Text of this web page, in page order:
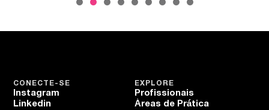
EXPLORE
Profissionais
Áreas de Prática
CONECTE-SE
Instagram
Linkedin